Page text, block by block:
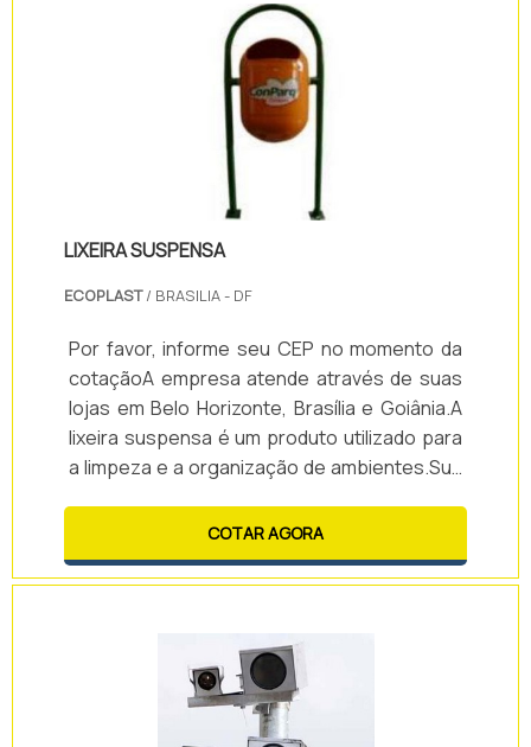
empresas e negócios.O Painel eletrônico
alfanumerico é disponibilizado nos seguintes
modelos:Painel eletrônico.
LIXEIRA SUSPENSA
ECOPLAST/ BRASILIA - DF
Por favor, informe seu CEP no momento da
cotaçãoA empresa atende através de suas
lojas em Belo Horizonte, Brasília e Goiânia.A
lixeira suspensa é um produto utilizado para
a limpeza e a organização de ambientes.Sua
acordo com a necessidade apresentada,
tornando-se assim um item altamente
versátil.Vantagens do uso da lixeira: -
Praticidade; - Eficiência; - Entre diversas
outras.Demais soluções oferecidas pela
COTAR AGORA